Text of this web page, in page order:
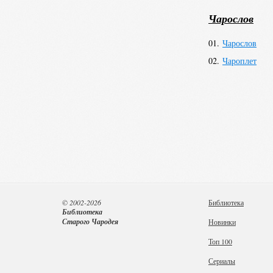
студентов-
Сайт автора
Википедия (англ.)
Чарослов
01. Чарослов
02. Чароплет
Библиотека
Новинки
Топ 100
Сериалы
© 2002-2026
Библиотека
Старого Чародея